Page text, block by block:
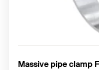
Massive pipe clamp